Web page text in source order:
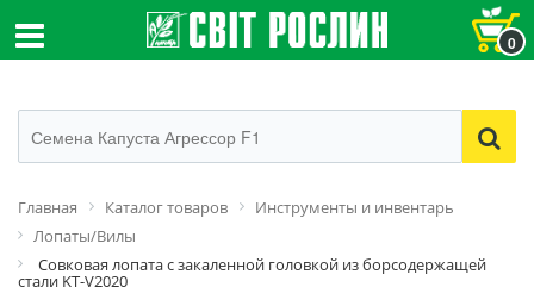
0
Главная Каталог товаров
Инструменты и инвентарь
Лопаты/Вилы
Совковая лопата с закаленной головкой из борсодержащей
стали KT-V2020